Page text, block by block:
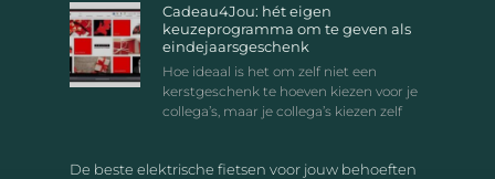
Cadeau4Jou: hét eigen
keuzeprogramma om te geven als
eindejaarsgeschenk
Hoe ideaal is het om zelf niet een
kerstgeschenk te hoeven kiezen voor je
collega’s, maar je collega’s kiezen zelf
De beste elektrische fietsen voor jouw behoeften